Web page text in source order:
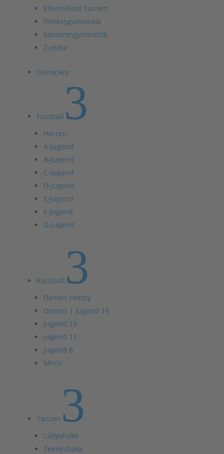
Eltern-Kind Turnen
Fitnessgymnastik
Seniorengymnastik
Zumba
Eishockey
Fussball 3
Herren
A-Jugend
B-Jugend
C-Jugend
D-Jugend
E-Jugend
F-Jugend
G-Jugend
Korbball 3
Damen Hobby
Damen | Jugend 19
Jugend 15
Jugend 11
Jugend 8
Minis
Tanzen 3
Ladyshake
Teenyshake